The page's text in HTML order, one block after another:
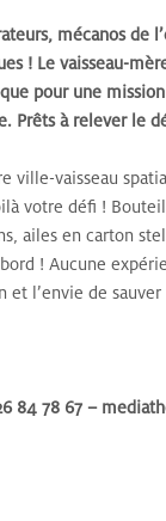
mécanos de
! Le vaisseau-
pour une mission
Prêts à relever le
ville-vaisseau
votre défi !
ailes en carton
! Aucune
et l’envie de
84 78 67 –